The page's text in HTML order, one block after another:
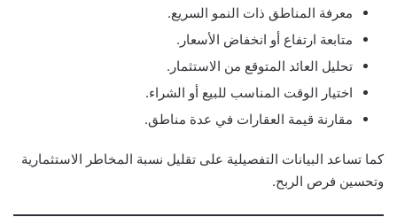
معرفة المناطق ذات النمو السريع.
متابعة ارتفاع أو انخفاض الأسعار.
تحليل العائد المتوقع من الاستثمار.
اختيار الوقت المناسب للبيع أو الشراء.
مقارنة قيمة العقارات في عدة مناطق.
كما تساعد البيانات التفصيلية على تقليل نسبة المخاطر الاستثمارية
وتحسين فرص الربح.